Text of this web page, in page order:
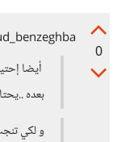
0
أيضا
بعده
و لكي